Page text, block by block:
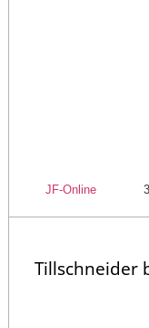
JF-Online
Tillschneider